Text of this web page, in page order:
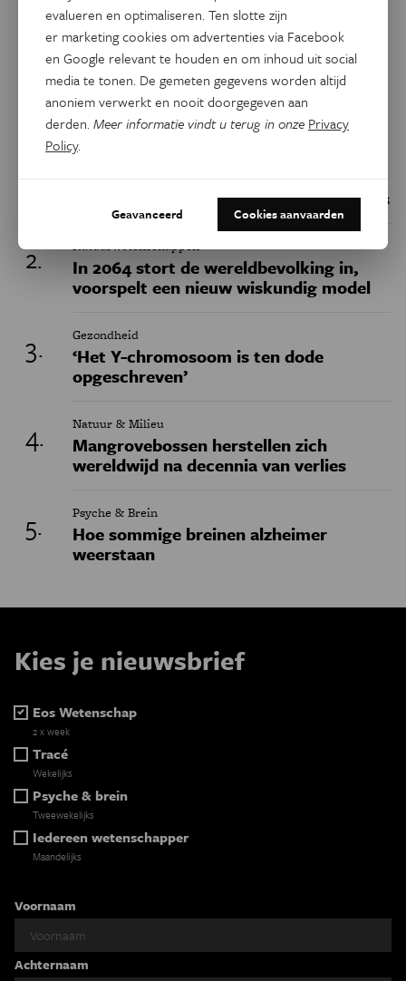
Facebook Twitter
Keuze van de redactie
Geschiedenis
op het uitsterven van de neanderthalers
Natuurwetenschappen
In 2064 stort de wereldbevolking in,
voorspelt een nieuw wiskundig model
Gezondheid
‘Het Y-chromosoom is ten dode
opgeschreven’
Natuur & Milieu
Mangrovebossen herstellen zich
wereldwijd na decennia van verlies
Psyche & Brein
Hoe sommige breinen alzheimer
weerstaan
Kies je nieuwsbrief
Eos Wetenschap
2 x week
Tracé
Wekelijks
Psyche & brein
Tweewekelijks
Iedereen wetenschapper
Maandelijks
Voornaam
Achternaam
evalueren en optimaliseren. Ten slotte zijn
er marketing cookies om advertenties via Facebook
en Google relevant te houden en om inhoud uit social
media te tonen. De gemeten gegevens worden altijd
anoniem verwerkt en nooit doorgegeven aan
derden.Meer informatie vindt u terug in onze Privacy
Policy.
Geavanceerd Cookies aanvaarden